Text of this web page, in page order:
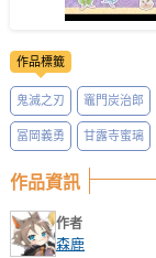
作品標籤
鬼滅之刃 竈門炭治郎
冨岡義勇 甘露寺蜜璃
作品資訊
作者
森鹿